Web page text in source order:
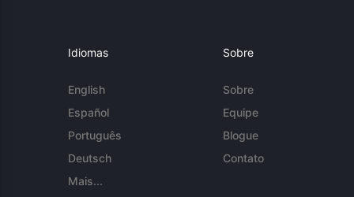
Idiomas
English
Español
Português
Deutsch
Mais...
Sobre
Sobre
Equipe
Blogue
Contato